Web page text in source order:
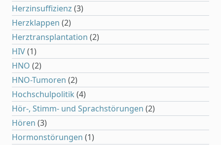
Herzinsuffizienz (3)
Herzklappen (2)
Herztransplantation (2)
HIV(1)
HNO (2)
HNO-Tumoren (2)
Hochschulpolitik (4)
Hör-, Stimm- und Sprachstörungen (2)
Hören (3)
Hormonstörungen (1)